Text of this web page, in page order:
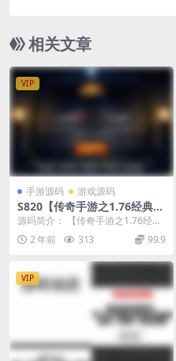
验证+多功能GM后台
相关文章
VIP
手游源码 游戏源码
S820【传奇手游之1.76经典传
奇强化月卡版[白猪3]插件版】
三职业特色战神引擎传奇手游-
Win服务端源码视频架设教程
源码简介： 【传奇手游之1.76经典
传奇强化月卡版[白猪3]插件版】经
典三职业特...
2 年前 313 99.9
VIP